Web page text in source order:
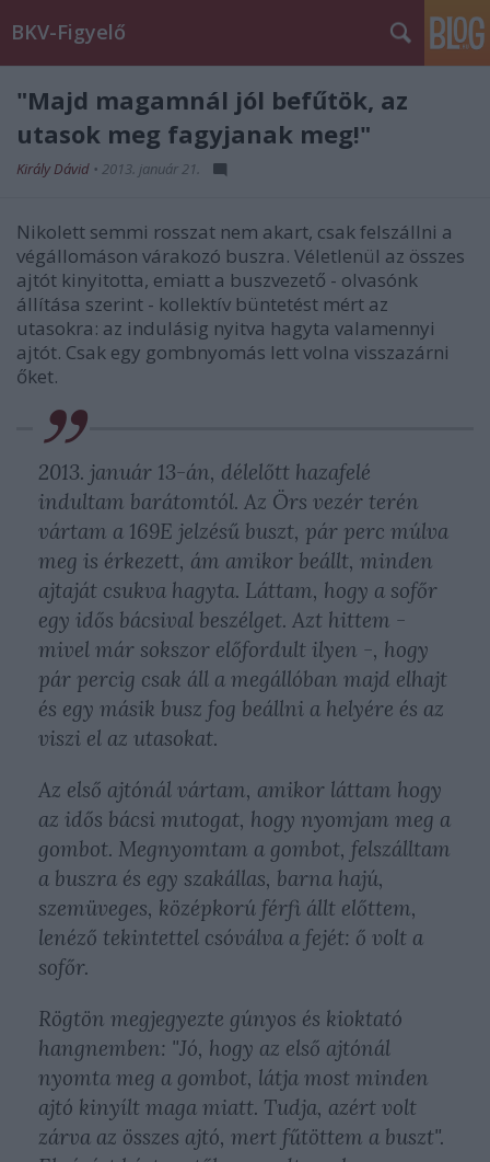
BKV-Figyelő
"Majd magamnál jól befűtök, az
utasok meg fagyjanak meg!"
Király Dávid • 2013. január 21.
Nikolett semmi rosszat nem akart, csak felszállni a
végállomáson várakozó buszra. Véletlenül az összes
ajtót kinyitotta, emiatt a buszvezető - olvasónk
állítása szerint - kollektív büntetést mért az
utasokra: az indulásig nyitva hagyta valamennyi
ajtót. Csak egy gombnyomás lett volna visszazárni
őket.
2013. január 13-án, délelőtt hazafelé
indultam barátomtól. Az Örs vezér terén
vártam a 169E jelzésű buszt, pár perc múlva
meg is érkezett, ám amikor beállt, minden
ajtaját csukva hagyta. Láttam, hogy a sofőr
egy idős bácsival beszélget. Azt hittem -
mivel már sokszor előfordult ilyen -, hogy
pár percig csak áll a megállóban majd elhajt
és egy másik busz fog beállni a helyére és az
viszi el az utasokat.
Az első ajtónál vártam, amikor láttam hogy
az idős bácsi mutogat, hogy nyomjam meg a
gombot. Megnyomtam a gombot, felszálltam
a buszra és egy szakállas, barna hajú,
szemüveges, középkorú férfi állt előttem,
lenéző tekintettel csóválva a fejét: ő volt a
sofőr.
Rögtön megjegyezte gúnyos és kioktató
hangnemben: "Jó, hogy az első ajtónál
nyomta meg a gombot, látja most minden
ajtó kinyílt maga miatt. Tudja, azért volt
zárva az összes ajtó, mert fűtöttem a buszt".